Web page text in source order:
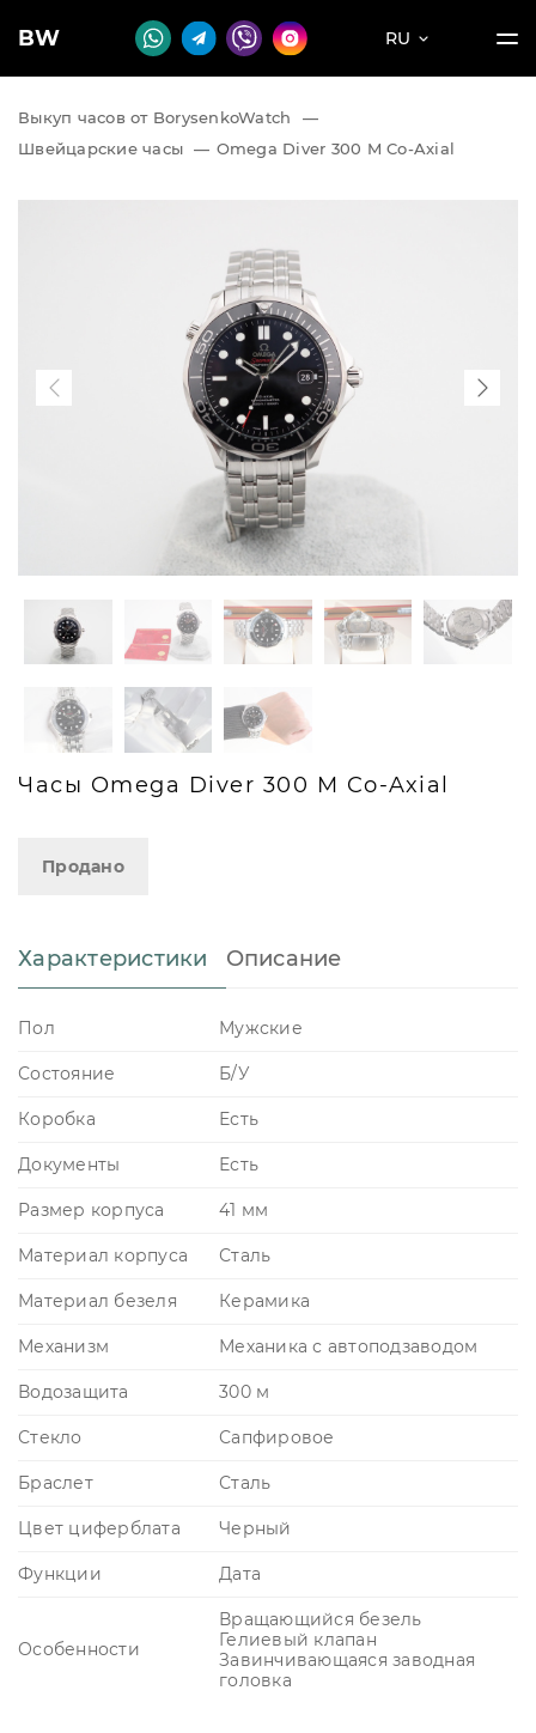
BW RU
Выкуп часов от BorysenkoWatch
—
Швейцарские часы — Omega Diver 300 M Co-Axial
Часы Omega Diver 300 M Co-Axial
Продано
Характеристики Описание
Пол Мужские
Состояние Б/У
Коробка Есть
Документы Есть
Размер корпуса 41 мм
Материал корпуса Сталь
Материал безеля Керамика
Механизм Механика с автоподзаводом
Водозащита 300 м
Стекло Сапфировое
Браслет Сталь
Цвет циферблата Черный
Функции Дата
Особенности
Вращающийся безель
Гелиевый клапан
Завинчивающаяся заводная
головка